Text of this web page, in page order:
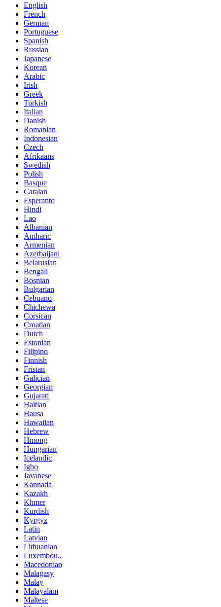
English
French
German
Portuguese
Spanish
Russian
Japanese
Korean
Arabic
Irish
Greek
Turkish
Italian
Danish
Romanian
Indonesian
Czech
Afrikaans
Swedish
Polish
Basque
Catalan
Esperanto
Hindi
Lao
Albanian
Amharic
Armenian
Azerbaijani
Belarusian
Bengali
Bosnian
Bulgarian
Cebuano
Chichewa
Corsican
Croatian
Dutch
Estonian
Filipino
Finnish
Frisian
Galician
Georgian
Gujarati
Haitian
Hausa
Hawaiian
Hebrew
Hmong
Hungarian
Icelandic
Igbo
Javanese
Kannada
Kazakh
Khmer
Kurdish
Kyrgyz
Latin
Latvian
Lithuanian
Luxembou..
Macedonian
Malagasy
Malay
Malayalam
Maltese